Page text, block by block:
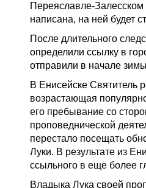
Переяславле-Залесском
написана, на ней будет
После длительного
определили ссылку в
отправили в начале
В Енисейске Святитель
возрастающая
его пребывание со
проповеднической
перестало посещать
Луки. В результате из
ссыльного в еще более
Владыка Лука своей